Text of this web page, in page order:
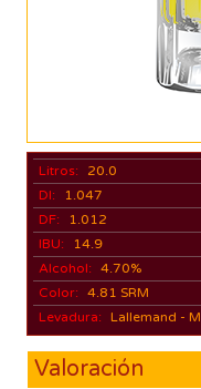
Litros:
20.0
DI:
1.047
DF:
1.012
IBU:
14.9
Alcohol: 4.70%
Color: 4.81 SRM
Levadura: Lallemand -
Valoración